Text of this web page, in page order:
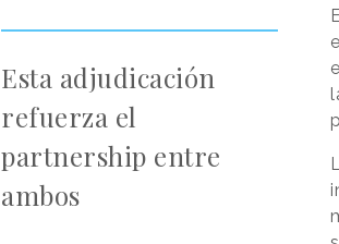
Esta adjudicación
refuerza el
partnership entre
ambos